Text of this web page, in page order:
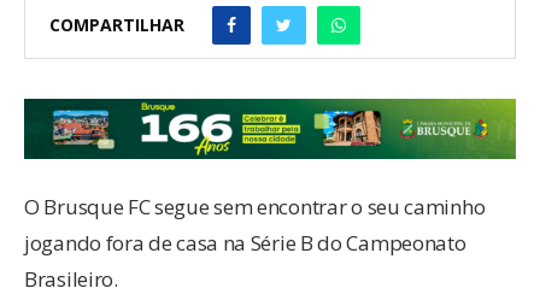
COMPARTILHAR
O Brusque FC segue sem encontrar o seu caminho
jogando fora de casa na Série B do Campeonato
Brasileiro.